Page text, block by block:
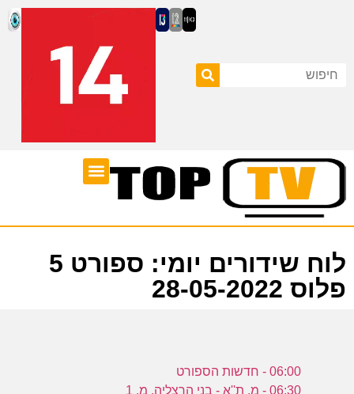
לוח שידורים יומי: ספורט 5
פלוס 28-05-2022
06:00 - חדשות הספורט
06:30 - מ. ת''א - בני הרצליה, מ. 1